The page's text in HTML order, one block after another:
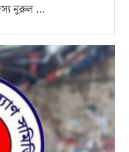
নুরুল …